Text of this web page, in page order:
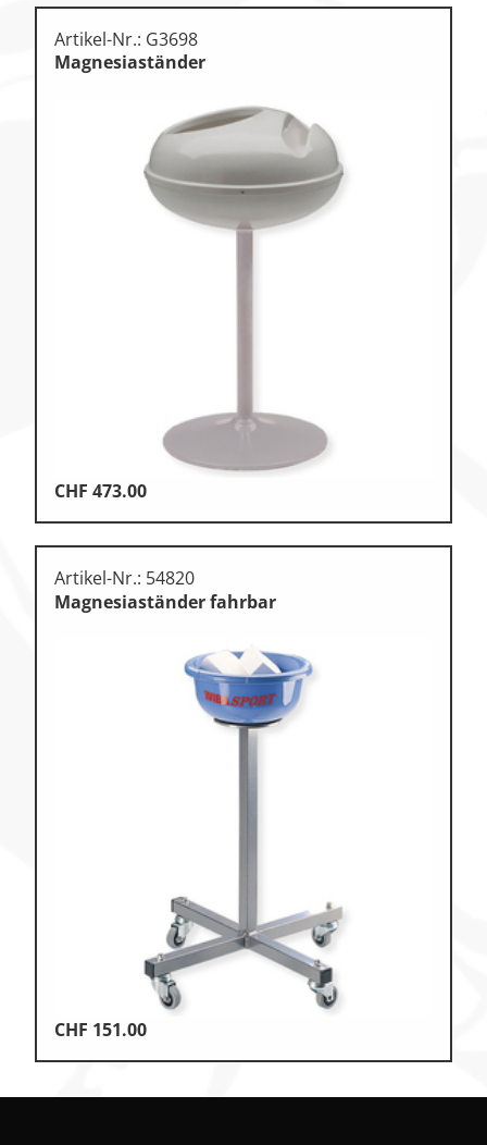
Artikel-Nr.: G3698
Magnesiaständer
CHF 473.00
Artikel-Nr.: 54820
Magnesiaständer fahrbar
CHF 151.00